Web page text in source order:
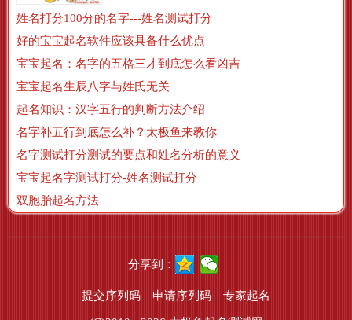
姓名打分100分的名字---姓名测试打分
好的宝宝起名软件应该具备什么优点
宝宝起名：名字的五格三才到底怎么看凶吉
宝宝起名生辰八字与姓氏无关
起名知识：汉字五行的判断方法介绍
名字补五行到底怎么补？太极鱼来教你
名字测试打分测试的要点和姓名分析的意义
宝宝起名字测试打分-姓名测试打分
双胞胎起名方法
分享到：
提交序列码 申请序列码 专家起名